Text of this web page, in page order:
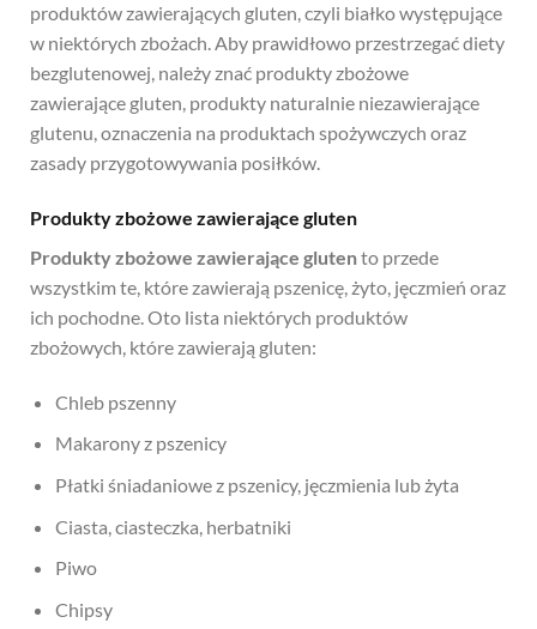
produktów zawierających gluten, czyli białko występujące
w niektórych zbożach. Aby prawidłowo przestrzegać diety
bezglutenowej, należy znać produkty zbożowe
zawierające gluten, produkty naturalnie niezawierające
glutenu, oznaczenia na produktach spożywczych oraz
zasady przygotowywania posiłków.
Produkty zbożowe zawierające gluten
Produkty zbożowe zawierające glutento przede
wszystkim te, które zawierają pszenicę, żyto, jęczmień oraz
ich pochodne. Oto lista niektórych produktów
zbożowych, które zawierają gluten:
Chleb pszenny
Makarony z pszenicy
Płatki śniadaniowe z pszenicy, jęczmienia lub żyta
Ciasta, ciasteczka, herbatniki
Piwo
Chipsy